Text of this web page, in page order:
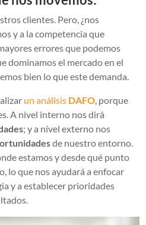
clientes. Pero, ¿nos
y a la competencia que
errores que podemos
dominamos el mercado en el
bien lo que este demanda.
un análisis DAFO , porque
A nivel interno nos dirá
; y a nivel externo nos
de nuestro entorno.
estamos y desde qué punto
lo que nos ayudará a enfocar
y a establecer prioridades